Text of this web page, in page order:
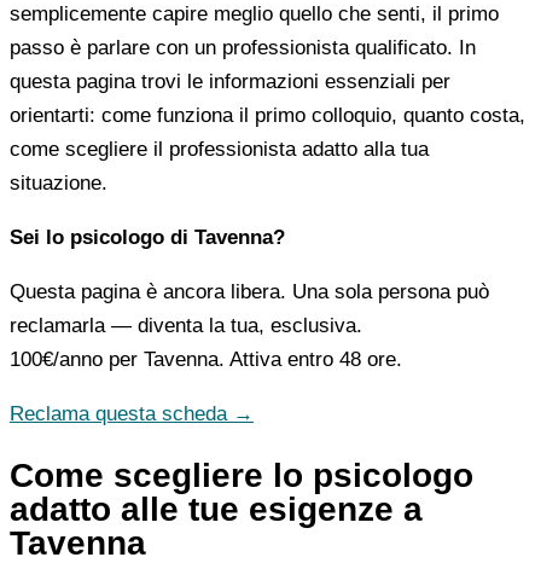
semplicemente capire meglio quello che senti, il primo
passo è parlare con un professionista qualificato. In
questa pagina trovi le informazioni essenziali per
orientarti: come funziona il primo colloquio, quanto costa,
come scegliere il professionista adatto alla tua
situazione.
Sei lo psicologo di Tavenna?
Questa pagina è ancora libera. Una sola persona può
reclamarla — diventa la tua, esclusiva.
100€/anno per Tavenna. Attiva entro 48 ore.
Reclama questa scheda →
Come scegliere lo psicologo
adatto alle tue esigenze a
Tavenna